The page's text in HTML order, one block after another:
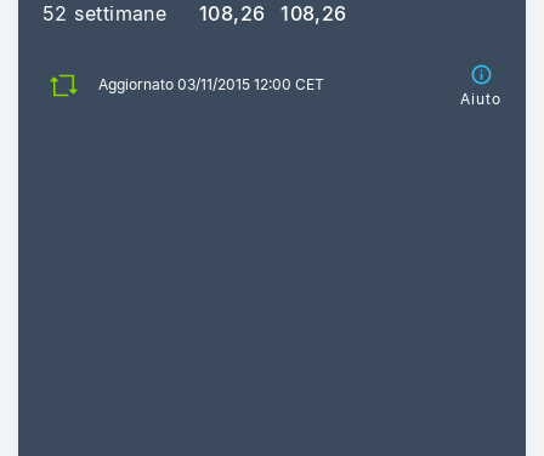
52 settimane 108,26 108,26
Aggiornato 03/11/2015 12:00 CET
Aiuto